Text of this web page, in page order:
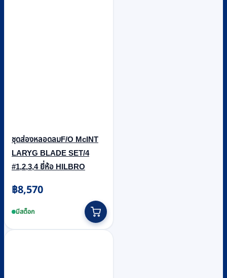
ชุดส่องหลอดลมF/O McINT
LARYG BLADE SET/4
#1,2,3,4 ยี่ห้อ HILBRO
฿8,570
มีสต็อก